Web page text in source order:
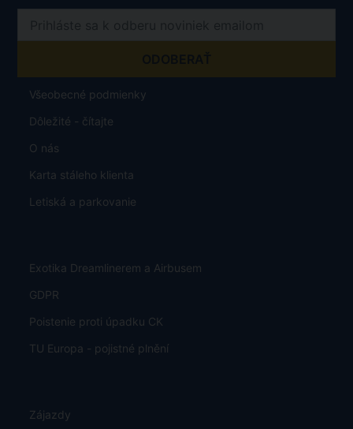
Všeobecné podmienky
Dôležité - čítajte
O nás
Karta stáleho klienta
Letiská a parkovanie
Exotika Dreamlinerem a Airbusem
GDPR
Poistenie proti úpadku CK
TU Europa - pojistné plnění
Zájazdy